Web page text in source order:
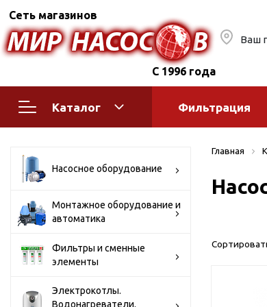
Сеть магазинов
С 1996 года
Ваш
Каталог
Поверхностные насосы
Бытовые
Горизонтальные
многоступенчатые
многоступенчатые
моноблочные
Фильтрация
Насосное оборудование
Монтажное оборудование и
автоматика
Фильтры и сменные
элементы
Электрокотлы.
Водонагреватели.
Главная